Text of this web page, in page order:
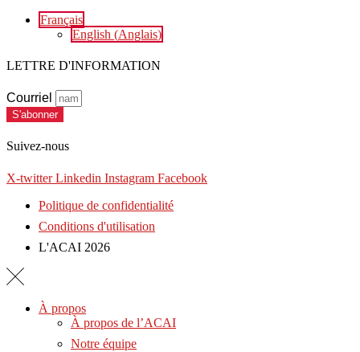
Français
English (Anglais)
LETTRE D'INFORMATION
Courriel
S'abonner
Suivez-nous
X-twitter Linkedin Instagram Facebook
Politique de confidentialité
Conditions d'utilisation
L'ACAI 2026
À propos
À propos de l’ACAI
Notre équipe